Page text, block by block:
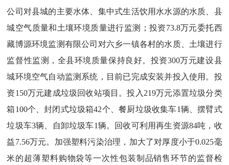
公司对县城的主要水体、集中式生活饮用水水源的水质、县
城空气质量和土壤环境质量进行监测；投资73.8万元委托西
藏博源环境监测有限公司对六乡一镇各村的水质、土壤进行
监督性监测 ， 全县环境质量保持良好。投资300万元建设县
城环境空气自动监测系统，目前已完成安装并投入使用。投
资150万元建 成垃圾回收站项目。投入 219万元添置垃圾分类
箱100个、封闭式垃圾箱42个、餐厨垃圾收集车1辆、摆臂式
垃圾车3辆、自卸垃圾车1辆。 回收可利用再生资源84吨，收
益7.56万元。 加强塑料污染治理 ， 加大了对厚度小于0.025毫
米的超薄塑料购物袋等一次性包装制品销售环节的监督检